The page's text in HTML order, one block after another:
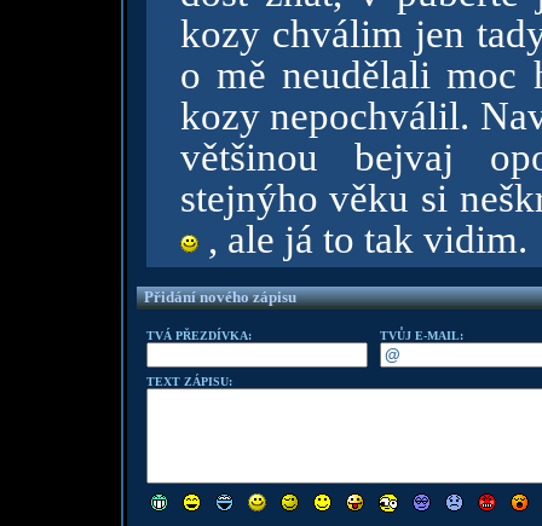
kozy chválim jen
o mě neudělali moc
kozy nepochválil.
většinou bejvaj
stejnýho věku si
, ale já to tak vidim.
Přidání nového zápisu
TVÁ PŘEZDÍVKA: TVŮJ E-MAIL:
TEXT ZÁPISU: